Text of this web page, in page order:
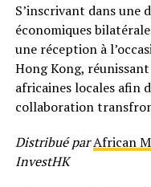
S’inscrivant dans une
économiques
une réception à
Hong Kong,
africaines locales afin
collaboration
Distribué parAfrican
InvestHK